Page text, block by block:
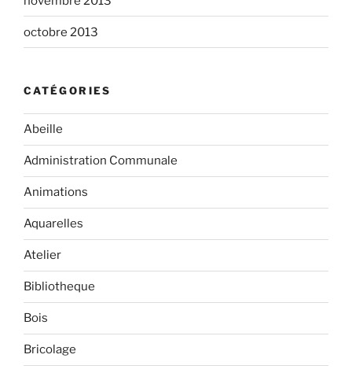
octobre 2013
CATÉGORIES
Abeille
Administration Communale
Animations
Aquarelles
Atelier
Bibliotheque
Bois
Bricolage